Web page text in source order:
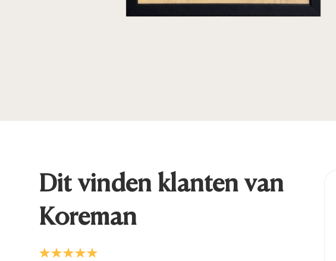
Dit vinden klanten van
Koreman